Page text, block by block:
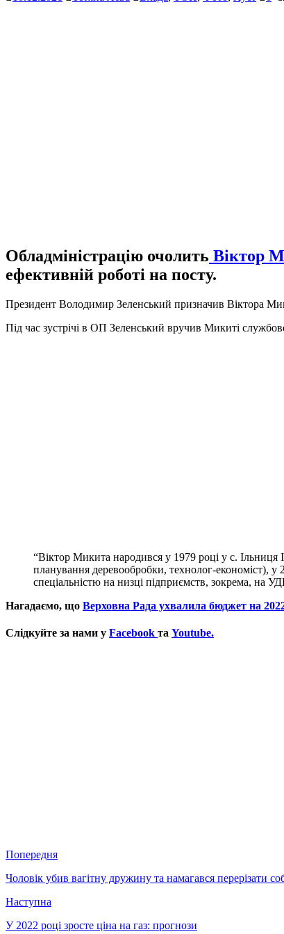
Обладміністрацію очолить Віктор
ефективній роботі на посту.
Президент Володимир Зеленський призначив Віктора
Під час зустрічі в ОП Зеленський вручив Микиті
“Віктор Микита народився у 1979 році у с. Ільниця
планування деревообробки, технолог-економіст),
спеціальністю на низці підприємств, зокрема, на
Нагадаємо, що Верховна Pада ухвалила бюджет на
Слідкуйте за нами у Facebook та Youtube.
Попередня
Чоловік убив вагітну дружину та намагався перерізати
Наступна
У 2022 році зросте ціна на газ: прогнози